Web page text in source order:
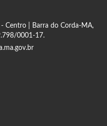
Centro | Barra do Corda-MA,
0001-17.